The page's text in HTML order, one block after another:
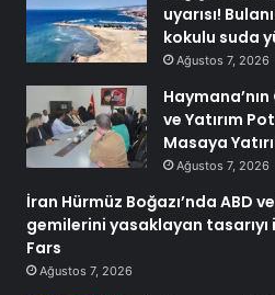
uyarısı!
kokulu suda
Ağustos 7, 2026
ve Yatırım
Masaya
Ağustos 7, 2026
İran Hürmüz Boğazı’nda ABD
gemilerini yasaklayan tasarıyı
Fars
Ağustos 7, 2026